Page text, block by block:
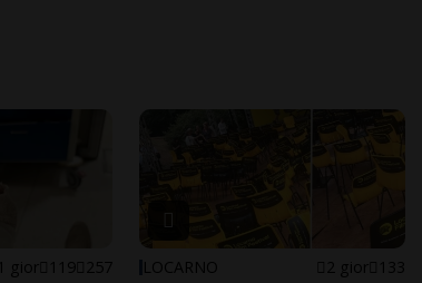
1 gior 119 257 LOCARNO 2 gior 133